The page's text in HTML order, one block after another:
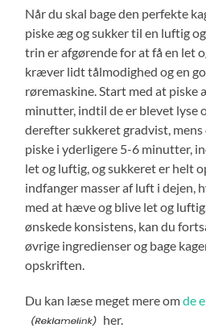
Når du skal bage den perfekte
piske æg og sukker til en luftig
trin er afgørende for at få en let
kræver lidt tålmodighed og en
røremaskine. Start med at piske
minutter, indtil de er blevet lyse
derefter sukkeret gradvist,
piske i yderligere 5-6 minutter,
let og luftig, og sukkeret er helt
indfanger masser af luft i dejen,
med at hæve og blive let og
ønskede konsistens, kan du
øvrige ingredienser og bage
opskriften.
Du kan læse meget mere omde
her.